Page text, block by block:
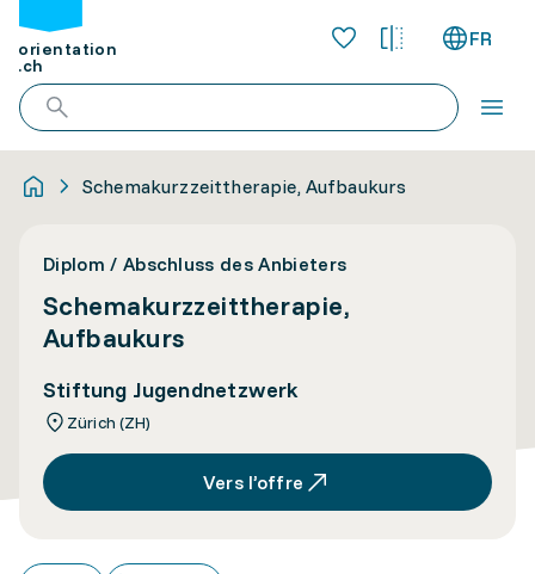
orientation
.ch
FR
Schemakurzzeittherapie, Aufbaukurs
Diplom / Abschluss des Anbieters
Schemakurzzeittherapie,
Aufbaukurs
Stiftung Jugendnetzwerk
Zürich (ZH)
Vers l’offre